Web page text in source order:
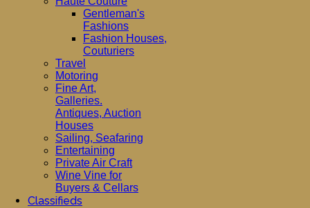
Gentleman's
Fashions
Fashion Houses,
Couturiers
Travel
Motoring
Fine Art,
Galleries.
Antiques, Auction
Houses
Sailing, Seafaring
Entertaining
Private Air Craft
Wine Vine for
Buyers & Cellars
Classifieds